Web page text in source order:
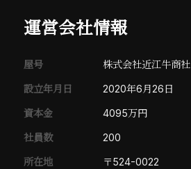
運営会社情報
屋号 株式会社近江牛商社
設立年月日 2020年6月26日
資本金 4095万円
社員数 200
所在地
〒524-0022